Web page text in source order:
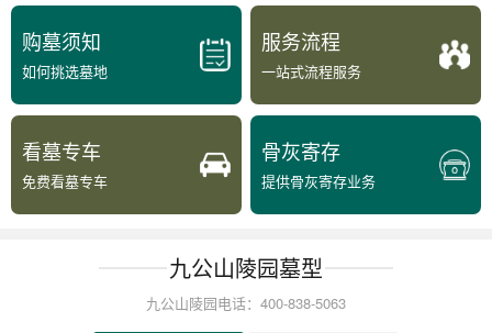
购墓须知
如何挑选墓地
服务流程
一站式流程服务
看墓专车
免费看墓专车
骨灰寄存
提供骨灰寄存业务
九公山陵园墓型
九公山陵园电话：400-838-5063